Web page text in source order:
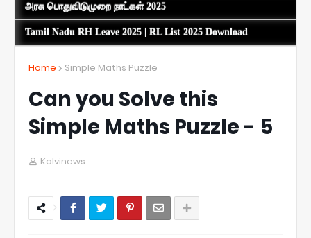
அரசு பொதுவிடுமுறை நாட்கள் 2025
Tamil Nadu RH Leave 2025 | RL List 2025 Download
Home Simple Maths Puzzle
Can you Solve this
Simple Maths Puzzle - 5
Kalvinews